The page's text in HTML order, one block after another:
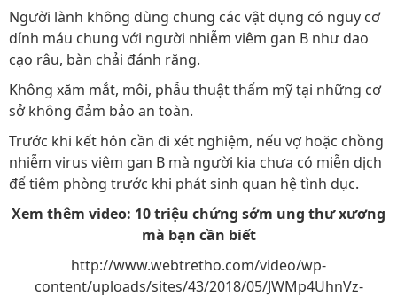
Người lành không dùng chung các vật dụng có nguy cơ
dính máu chung với người nhiễm viêm gan B như dao
cạo râu, bàn chải đánh răng.
Không xăm mắt, môi, phẫu thuật thẩm mỹ tại những cơ
sở không đảm bảo an toàn.
Trước khi kết hôn cần đi xét nghiệm, nếu vợ hoặc chồng
nhiễm virus viêm gan B mà người kia chưa có miễn dịch
để tiêm phòng trước khi phát sinh quan hệ tình dục.
Xem thêm video: 10 triệu chứng sớm ung thư xương
mà bạn cần biết
http://www.webtretho.com/video/wp-
content/uploads/sites/43/2018/05/JWMp4UhnVz-